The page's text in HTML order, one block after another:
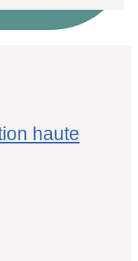
haute